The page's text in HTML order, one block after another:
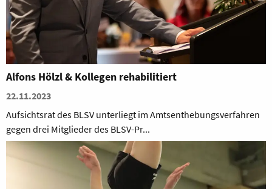
Alfons Hölzl & Kollegen rehabilitiert
22.11.2023
Aufsichtsrat des BLSV unterliegt im Amtsenthebungsverfahren
gegen drei Mitglieder des BLSV-Pr...